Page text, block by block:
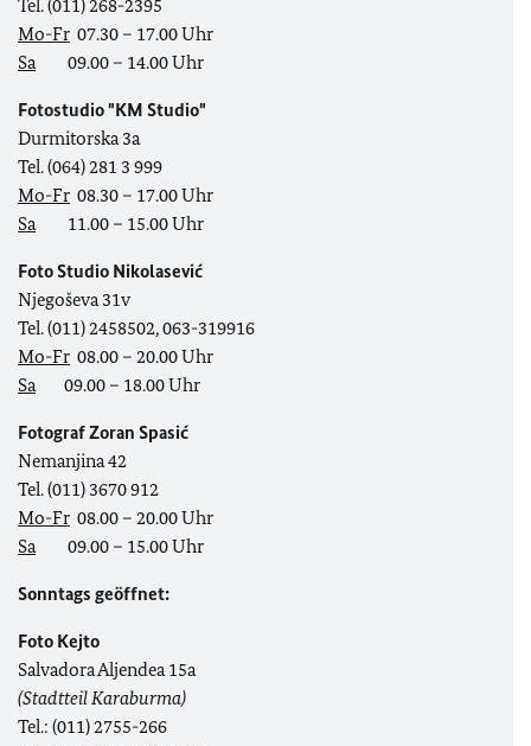
Tel. (011) 268-2395
Mo-Fr 07.30 – 17.00 Uhr
Sa09.00 – 14.00 Uhr
Fotostudio "KM Studio"
Durmitorska 3a
Tel. (064) 281 3 999
Mo-Fr 08.30 – 17.00 Uhr
Sa11.00 – 15.00 Uhr
Foto Studio Nikolasević
Njegoševa 31v
Tel. (011) 2458502, 063-319916
Mo-Fr 08.00 – 20.00 Uhr
Sa09.00 – 18.00 Uhr
Fotograf Zoran Spasić
Nemanjina 42
Tel. (011) 3670 912
Mo-Fr 08.00 – 20.00 Uhr
Sa09.00 – 15.00 Uhr
Sonntags geöffnet:
Foto Kejto
Salvadora Aljendea 15a
(Stadtteil Karaburma)
Tel.: (011) 2755-266